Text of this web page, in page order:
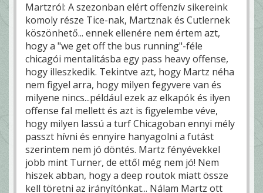
Martzról: A szezonban elért offenzív sikereink
komoly része Tice-nak, Martznak és Cutlernek
köszönhető... ennek ellenére nem értem azt,
hogy a "we get off the bus running"-féle
chicagói mentalitásba egy pass heavy offense,
hogy illeszkedik. Tekintve azt, hogy Martz néha
nem figyel arra, hogy milyen fegyvere van és
milyene nincs...például ezek az elkapók és ilyen
offense fal mellett és azt is figyelembe véve,
hogy milyen lassú a turf Chicagoban ennyi mély
passzt hívni és ennyire hanyagolni a futást
szerintem nem jó döntés. Martz fényévekkel
jobb mint Turner, de ettől még nem jó! Nem
hiszek abban, hogy a deep routok miatt össze
kell töretni az irányítónkat... Nálam Martz ott